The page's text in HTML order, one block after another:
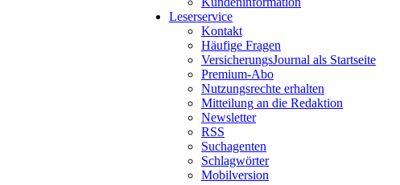
Leserservice
Kontakt
Häufige Fragen
VersicherungsJournal als Startseite
Premium-Abo
Nutzungsrechte erhalten
Mitteilung an die Redaktion
Newsletter
RSS
Suchagenten
Schlagwörter
Mobilversion